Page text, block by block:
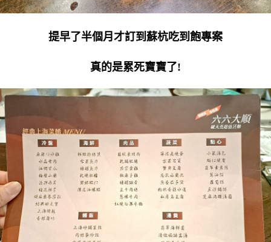
提早了半個月才訂到蘇杭吃到飽專案
真的是累死寶寶了!